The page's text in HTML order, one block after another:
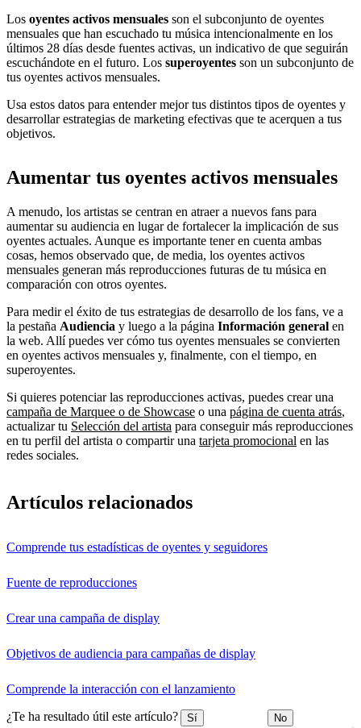
Los oyentes activos mensuales son el subconjunto de oyentes
mensuales que han escuchado tu música intencionalmente en los
últimos 28 días desde fuentes activas, un indicativo de que seguirán
escuchándote en el futuro. Los superoyentes son un subconjunto de
tus oyentes activos mensuales.
Usa estos datos para entender mejor tus distintos tipos de oyentes y
desarrollar estrategias de marketing efectivas que te acerquen a tus
objetivos.
Aumentar tus oyentes activos mensuales
A menudo, los artistas se centran en atraer a nuevos fans para
aumentar su audiencia en lugar de fortalecer la implicación de sus
oyentes actuales. Aunque es importante tener en cuenta ambas
cosas, hemos observado que, de media, los oyentes activos
mensuales generan más reproducciones futuras de tu música en
comparación con otros oyentes.
Para medir el éxito de tus estrategias de desarrollo de los fans, ve a
la pestaña Audiencia y luego a la página Información general en
la web. Allí puedes ver cómo tus oyentes mensuales se convierten
en oyentes activos mensuales y, finalmente, con el tiempo, en
superoyentes.
Si quieres potenciar las reproducciones activas, puedes crear una
campaña de Marquee o de Showcase o una página de cuenta atrás,
actualizar tu Selección del artista para conseguir más reproducciones
en tu perfil del artista o compartir una tarjeta promocional en las
redes sociales.
Artículos relacionados
Comprende tus estadísticas de oyentes y seguidores
Fuente de reproducciones
Crear una campaña de display
Objetivos de audiencia para campañas de display
Comprende la interacción con el lanzamiento
¿Te ha resultado útil este artículo? Sí No